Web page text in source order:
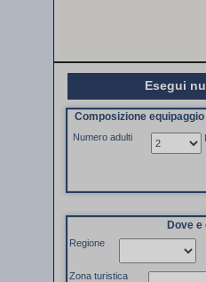
Esegui
Composizione
Numero adulti
Regione
Zona turistica
Dove e